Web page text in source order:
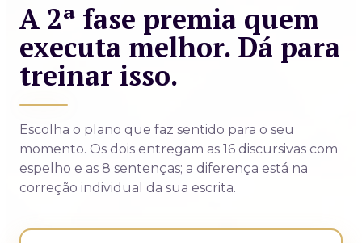
A 2ª fase premia quem
executa melhor. Dá para
treinar isso.
Escolha o plano que faz sentido para o seu
momento. Os dois entregam as 16 discursivas com
espelho e as 8 sentenças; a diferença está na
correção individual da sua escrita.